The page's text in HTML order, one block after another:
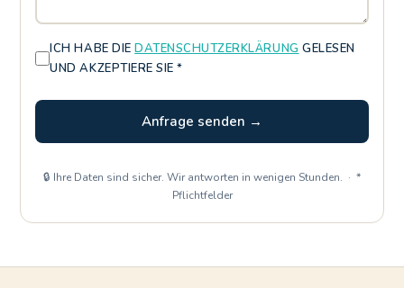
ICH HABE DIEDATENSCHUTZERKLÄRUNG GELESEN
UND AKZEPTIERE SIE *
Anfrage senden →
🔒 Ihre Daten sind sicher. Wir antworten in wenigen Stunden. · *
Pflichtfelder